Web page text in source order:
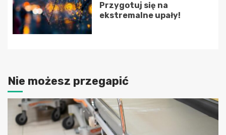
Przygotuj się na
ekstremalne upały!
Nie możesz przegapić